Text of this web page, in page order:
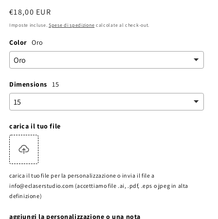
Prezzo
di
€18,00 EUR
Imposte incluse. Spese di spedizione calcolate al check-out.
Color Oro
Dimensions 15
carica il tuo file
carica il tuo file per la personalizzazione o invia il file a
info@eclaserstudio.com (accettiamo file .ai, .pdf, .eps o jpeg in alta
definizione)
aggiungi la personalizzazione o una nota